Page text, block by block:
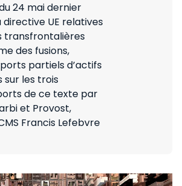
24 mai dernier
UE relatives
transfrontalières
des fusions,
partiels d’actifs
sur les trois
de ce texte par
et Provost,
Francis Lefebvre